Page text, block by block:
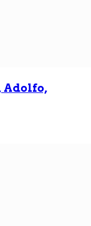
Adolfo,